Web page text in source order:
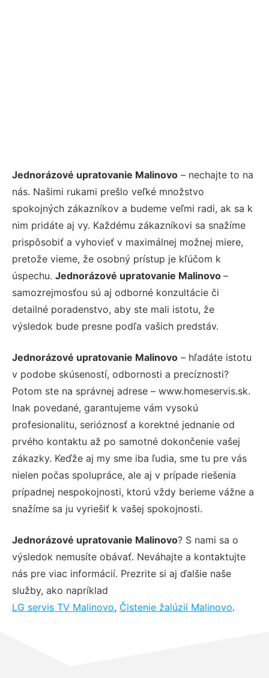
Jednorázové upratovanie Malinovo – nechajte to na
nás. Našimi rukami prešlo veľké množstvo
spokojných zákazníkov a budeme veľmi radi, ak sa k
nim pridáte aj vy. Každému zákazníkovi sa snažíme
prispôsobiť a vyhovieť v maximálnej možnej miere,
pretože vieme, že osobný prístup je kľúčom k
úspechu. Jednorázové upratovanie Malinovo –
samozrejmosťou sú aj odborné konzultácie či
detailné poradenstvo, aby ste mali istotu, že
výsledok bude presne podľa vašich predstáv.
Jednorázové upratovanie Malinovo – hľadáte istotu
v podobe skúseností, odbornosti a precíznosti?
Potom ste na správnej adrese – www.homeservis.sk.
Inak povedané, garantujeme vám vysokú
profesionalitu, serióznosť a korektné jednanie od
prvého kontaktu až po samotné dokončenie vašej
zákazky. Keďže aj my sme iba ľudia, sme tu pre vás
nielen počas spolupráce, ale aj v prípade riešenia
prípadnej nespokojnosti, ktorú vždy berieme vážne a
snažíme sa ju vyriešiť k vašej spokojnosti.
Jednorázové upratovanie Malinovo? S nami sa o
výsledok nemusíte obávať. Neváhajte a kontaktujte
nás pre viac informácií. Prezrite si aj ďalšie naše
služby, ako napríklad
LG servis TV Malinovo, Čistenie žalúzií Malinovo.